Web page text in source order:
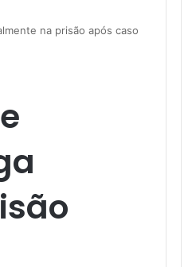
na prisão após caso